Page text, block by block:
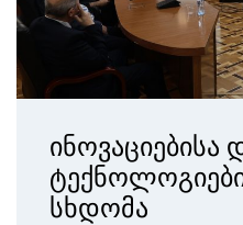
ინოვაციებისა
სხდომა